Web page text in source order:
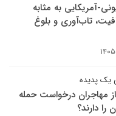
آمریکایی به مثابه
تاب‌آوری و بلوغ
یک پدیده
مهاجران درخواست حمله
را دارند؟